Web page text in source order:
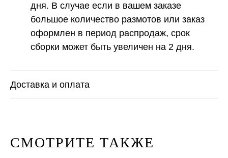
дня. В случае если в вашем заказе
большое количество размотов или заказ
оформлен в период распродаж, срок
сборки может быть увеличен на 2 дня.
Доставка и оплата
СМОТРИТЕ ТАКЖЕ
Нить 2
Расчет метража 2 артикула